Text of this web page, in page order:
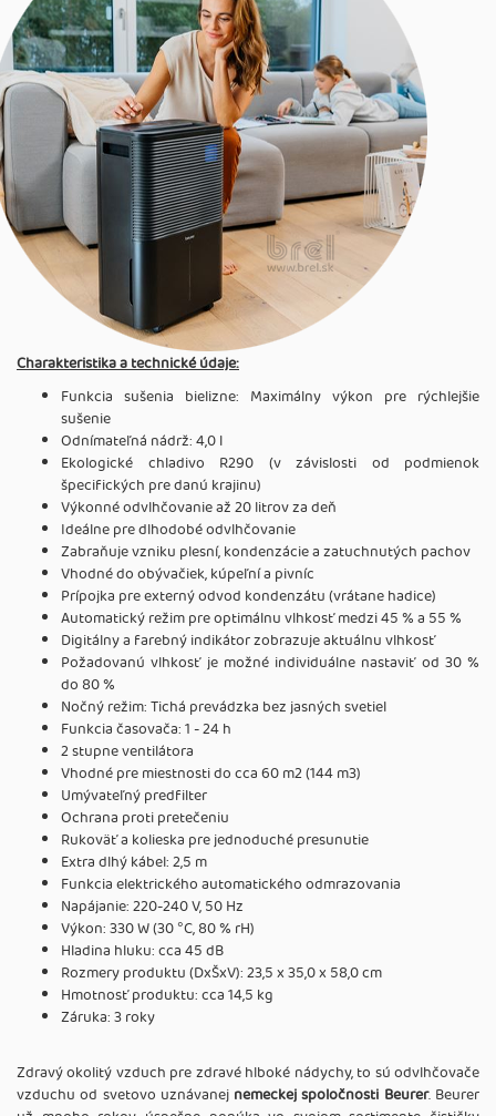
Charakteristika a technické údaje:
Funkcia sušenia bielizne: Maximálny výkon pre rýchlejšie
sušenie
Odnímateľná nádrž: 4,0 l
Ekologické chladivo R290 (v závislosti od podmienok
špecifických pre danú krajinu)
Výkonné odvlhčovanie až 20 litrov za deň
Ideálne pre dlhodobé odvlhčovanie
Zabraňuje vzniku plesní, kondenzácie a zatuchnutých pachov
Vhodné do obývačiek, kúpeľní a pivníc
Prípojka pre externý odvod kondenzátu (vrátane hadice)
Automatický režim pre optimálnu vlhkosť medzi 45 % a 55 %
Digitálny a farebný indikátor zobrazuje aktuálnu vlhkosť
Požadovanú vlhkosť je možné individuálne nastaviť od 30 %
do 80 %
Nočný režim: Tichá prevádzka bez jasných svetiel
Funkcia časovača: 1 - 24 h
2 stupne ventilátora
Vhodné pre miestnosti do cca 60 m2 (144 m3)
Umývateľný predfilter
Ochrana proti pretečeniu
Rukoväť a kolieska pre jednoduché presunutie
Extra dlhý kábel: 2,5 m
Funkcia elektrického automatického odmrazovania
Napájanie: 220-240 V, 50 Hz
Výkon: 330 W (30 °C, 80 % rH)
Hladina hluku: cca 45 dB
Rozmery produktu (DxŠxV): 23,5 x 35,0 x 58,0 cm
Hmotnosť produktu: cca 14,5 kg
Záruka: 3 roky
Zdravý okolitý vzduch pre zdravé hlboké nádychy, to sú odvlhčovače
vzduchu od svetovo uznávanej nemeckej spoločnosti Beurer. Beurer